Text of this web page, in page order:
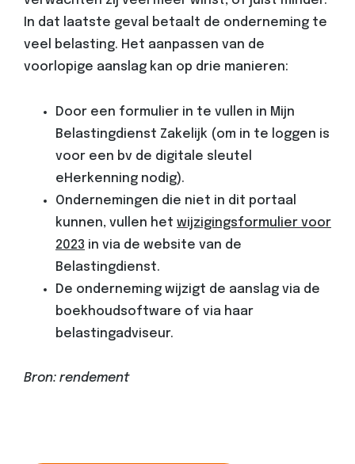
In dat laatste geval betaalt de onderneming te
veel belasting. Het aanpassen van de
voorlopige aanslag kan op drie manieren:
Door een formulier in te vullen in Mijn
Belastingdienst Zakelijk (om in te loggen is
voor een bv de digitale sleutel
eHerkenning nodig).
Ondernemingen die niet in dit portaal
kunnen, vullen het wijzigingsformulier voor
2023 in via de website van de
Belastingdienst.
De onderneming wijzigt de aanslag via de
boekhoudsoftware of via haar
belastingadviseur.
Bron: rendement